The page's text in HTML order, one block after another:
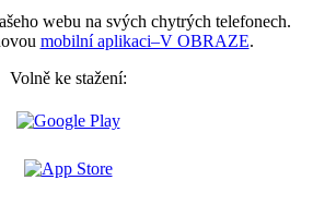
webu na svých chytrých telefonech.
mobilní aplikaci–V OBRAZE.
Volně ke stažení: